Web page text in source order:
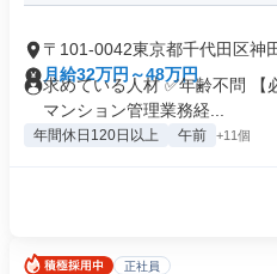
〒101-0042東京都千代田区神
月給32万円～48万円
求めている人材 ✅年齢不問 【
マンション管理業務経...
年間休日120日以上 午前 +11個
正社員